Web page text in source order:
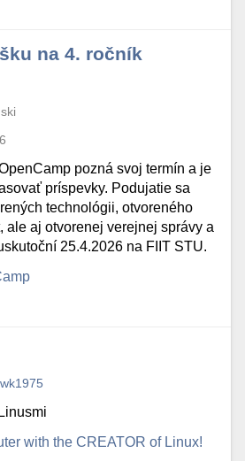
na 4. ročník
pozná svoj termín a je
príspevky. Podujatie sa
technológii, otvoreného
ale aj otvorenej verejnej správy a
25.4.2026 na FIIT STU.
with the CREATOR of Linux!